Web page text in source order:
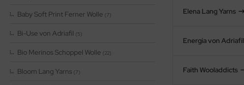
Baby Soft Print Ferner Wolle (7)
Bi-Use von Adriafil (5)
Bio Merinos Schoppel Wolle (22)
Bloom Lang Yarns (7)
Elena Lang Yarns
Energia von Adriafil
Faith Wooladdicts